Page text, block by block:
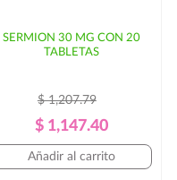
SERMION 30 MG CON 20
TABLETAS
Precio
Regular
$ 1,207.79
Precio
$ 1,147.40
Añadir al carrito